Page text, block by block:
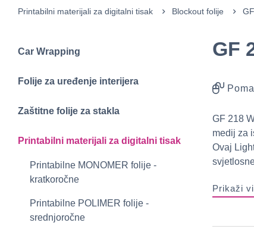
Printabilni materijali za digitalni tisak Blockout folije
Car Wrapping
Folije za uređenje interijera
Zaštitne folije za stakla
Printabilni materijali za digitalni tisak
Printabilne MONOMER folije -
kratkoročne
Printabilne POLIMER folije -
srednjoročne
GF
GF 218
medij za
Ovaj
Prikaži